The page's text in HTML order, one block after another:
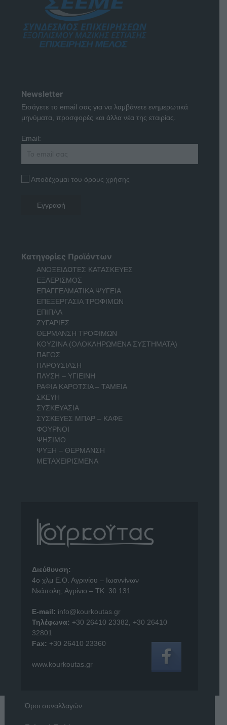
Newsletter
Εισάγετε το email σας για να λαμβάνετε ενημερωτικά
μηνύματα, προσφορές και άλλα νέα της εταιρίας.
Email:
Αποδέχομαι του όρους χρήσης
Κατηγορίες Προϊόντων
ΑΝΟΞΕΙΔΩΤΕΣ ΚΑΤΑΣΚΕΥΕΣ
ΕΞΑΕΡΙΣΜΟΣ
ΕΠΑΓΓΕΛΜΑΤΙΚΑ ΨΥΓΕΙΑ
ΕΠΕΞΕΡΓΑΣΙΑ ΤΡΟΦΙΜΩΝ
ΕΠΙΠΛΑ
ΖΥΓΑΡΙΕΣ
ΘΕΡΜΑΝΣΗ ΤΡΟΦΙΜΩΝ
ΚΟΥΖΙΝΑ (ΟΛΟΚΛΗΡΩΜΕΝΑ ΣΥΣΤΗΜΑΤΑ)
ΠΑΓΟΣ
ΠΑΡΟΥΣΙΑΣΗ
ΠΛΥΣΗ – ΥΓΙΕΙΝΗ
ΡΑΦΙΑ ΚΑΡΟΤΣΙΑ – ΤΑΜΕΙΑ
ΣΚΕΥΗ
ΣΥΣΚΕΥΑΣΙΑ
ΣΥΣΚΕΥΕΣ ΜΠΑΡ – ΚΑΦΕ
ΦΟΥΡΝΟΙ
ΨΗΣΙΜΟ
ΨΥΞΗ – ΘΕΡΜΑΝΣΗ
ΜΕΤΑΧΕΙΡΙΣΜΕΝΑ
Διεύθυνση:
4o χλμ Ε.Ο. Αγρινίου – Ιωαννίνων
Νεάπολη, Αγρίνιο – ΤΚ: 30 131
E-mail: info@kourkoutas.gr
Τηλέφωνα: +30 26410 23382
+30 26410
32801
Fax: +30 26410 23360
www.kourkoutas.gr
Όροι συναλλαγών